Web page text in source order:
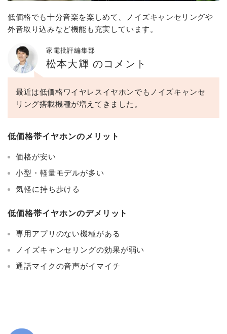
低価格でも十分音楽を楽しめて、ノイズキャンセリングや
外音取り込みなど機能も充実しています。
家電批評編集部
松本大輝 のコメント
最近は低価格ワイヤレスイヤホンでもノイズキャンセ
リング搭載機種が増えてきました。
低価格帯イヤホンのメリット
価格が安い
小型・軽量モデルが多い
気軽に持ち歩ける
低価格帯イヤホンのデメリット
専用アプリのない機種がある
ノイズキャンセリングの効果が弱い
通話マイクの音声がイマイチ